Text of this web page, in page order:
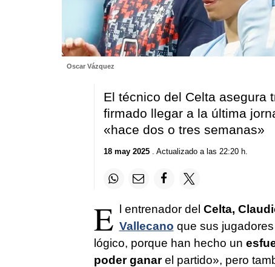
Oscar Vázquez
El técnico del Celta asegura
firmado llegar a la última
«hace dos o tres semanas»
18 may 2025. Actualizado a las 22:20 h.
E l entrenador del Celta,
Vallecano que sus
lógico, porque han hecho un
poder ganarel partido», pero